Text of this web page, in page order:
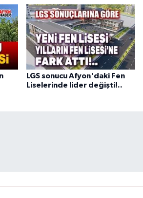
LGS sonucu Afyon'daki Fen
Liselerinde lider değişti!..